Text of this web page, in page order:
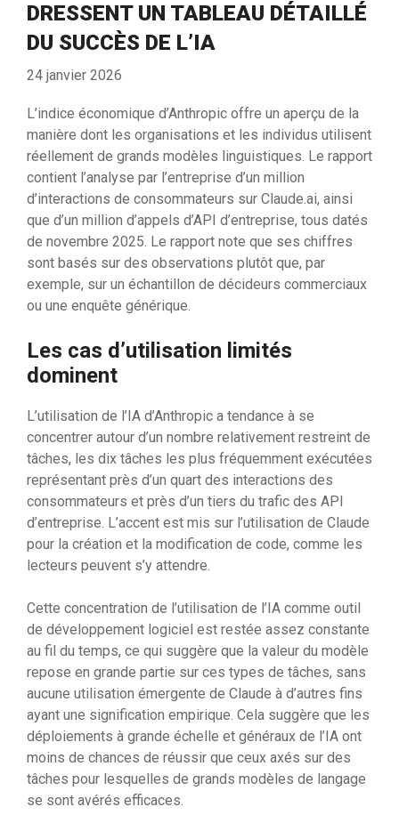
DRESSENT UN TABLEAU DÉTAILLÉ
DU SUCCÈS DE L’IA
24 janvier 2026
L’indice économique d’Anthropic offre un aperçu de la
manière dont les organisations et les individus utilisent
réellement de grands modèles linguistiques. Le rapport
contient l’analyse par l’entreprise d’un million
d’interactions de consommateurs sur Claude.ai, ainsi
que d’un million d’appels d’API d’entreprise, tous datés
de novembre 2025. Le rapport note que ses chiffres
sont basés sur des observations plutôt que, par
exemple, sur un échantillon de décideurs commerciaux
ou une enquête générique.
Les cas d’utilisation limités
dominent
L’utilisation de l’IA d’Anthropic a tendance à se
concentrer autour d’un nombre relativement restreint de
tâches, les dix tâches les plus fréquemment exécutées
représentant près d’un quart des interactions des
consommateurs et près d’un tiers du trafic des API
d’entreprise. L’accent est mis sur l’utilisation de Claude
pour la création et la modification de code, comme les
lecteurs peuvent s’y attendre.
Cette concentration de l’utilisation de l’IA comme outil
de développement logiciel est restée assez constante
au fil du temps, ce qui suggère que la valeur du modèle
repose en grande partie sur ces types de tâches, sans
aucune utilisation émergente de Claude à d’autres fins
ayant une signification empirique. Cela suggère que les
déploiements à grande échelle et généraux de l’IA ont
moins de chances de réussir que ceux axés sur des
tâches pour lesquelles de grands modèles de langage
se sont avérés efficaces.